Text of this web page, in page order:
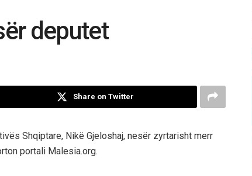
deputet
Share on Twitter
Shqiptare, Nikë Gjeloshaj, nesër zyrtarisht merr
portali Malesia.org.